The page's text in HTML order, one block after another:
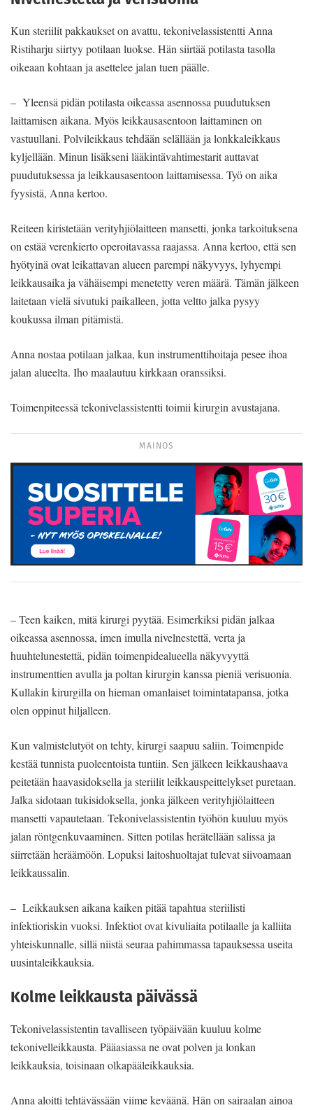
Kun steriilit pakkaukset on avattu, tekonivelassistentti Anna
Ristiharju siirtyy potilaan luokse. Hän siirtää potilasta tasolla
oikeaan kohtaan ja asettelee jalan tuen päälle.
– Yleensä pidän potilasta oikeassa asennossa puudutuksen
laittamisen aikana. Myös leikkausasentoon laittaminen on
vastuullani. Polvileikkaus tehdään selällään ja lonkkaleikkaus
kyljellään. Minun lisäkseni lääkintävahtimestarit auttavat
puudutuksessa ja leikkausasentoon laittamisessa. Työ on aika
fyysistä, Anna kertoo.
Reiteen kiristetään verityhjiölaitteen mansetti, jonka tarkoituksena
on estää verenkierto operoitavassa raajassa. Anna kertoo, että sen
hyötyinä ovat leikattavan alueen parempi näkyvyys, lyhyempi
leikkausaika ja vähäisempi menetetty veren määrä. Tämän jälkeen
laitetaan vielä sivutuki paikalleen, jotta veltto jalka pysyy
koukussa ilman pitämistä.
Anna nostaa potilaan jalkaa, kun instrumenttihoitaja pesee ihoa
jalan alueelta. Iho maalautuu kirkkaan oranssiksi.
Toimenpiteessä tekonivelassistentti toimii kirurgin avustajana.
MAINOS
– Teen kaiken, mitä kirurgi pyytää. Esimerkiksi pidän jalkaa
oikeassa asennossa, imen imulla nivelnestettä, verta ja
huuhtelunestettä, pidän toimenpidealueella näkyvyyttä
instrumenttien avulla ja poltan kirurgin kanssa pieniä verisuonia.
Kullakin kirurgilla on hieman omanlaiset toimintatapansa, jotka
olen oppinut hiljalleen.
Kun valmistelutyöt on tehty, kirurgi saapuu saliin. Toimenpide
kestää tunnista puoleentoista tuntiin. Sen jälkeen leikkaushaava
peitetään haavasidoksella ja steriilit leikkauspeittelykset puretaan.
Jalka sidotaan tukisidoksella, jonka jälkeen verityhjiölaitteen
mansetti vapautetaan. Tekonivelassistentin työhön kuuluu myös
jalan röntgenkuvaaminen. Sitten potilas herätellään salissa ja
siirretään heräämöön. Lopuksi laitoshuoltajat tulevat siivoamaan
leikkaussalin.
– Leikkauksen aikana kaiken pitää tapahtua steriilisti
infektioriskin vuoksi. Infektiot ovat kivuliaita potilaalle ja kalliita
yhteiskunnalle, sillä niistä seuraa pahimmassa tapauksessa useita
uusintaleikkauksia.
Kolme leikkausta päivässä
Tekonivelassistentin tavalliseen työpäivään kuuluu kolme
tekonivelleikkausta. Pääasiassa ne ovat polven ja lonkan
leikkauksia, toisinaan olkapääleikkauksia.
Anna aloitti tehtävässään viime keväänä. Hän on sairaalan ainoa